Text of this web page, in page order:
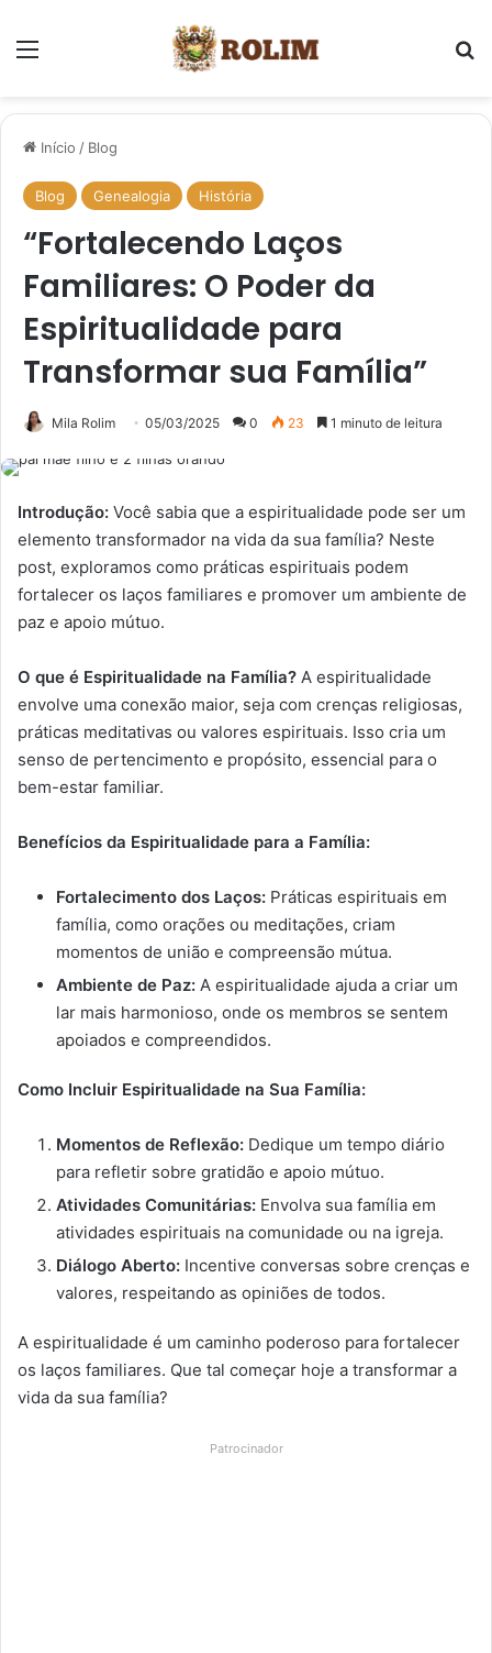
Menu
Início / Blog
Blog Genealogia História
“Fortalecendo Laços
Familiares: O Poder da
Espiritualidade para
Transformar sua Família”
Mila Rolim 05/03/2025 0 23 1 minuto de leitura
Introdução: Você sabia que a espiritualidade pode ser um
elemento transformador na vida da sua família? Neste
post, exploramos como práticas espirituais podem
fortalecer os laços familiares e promover um ambiente de
paz e apoio mútuo.
O que é Espiritualidade na Família? A espiritualidade
envolve uma conexão maior, seja com crenças religiosas,
práticas meditativas ou valores espirituais. Isso cria um
senso de pertencimento e propósito, essencial para o
bem-estar familiar.
Benefícios da Espiritualidade para a Família:
Fortalecimento dos Laços: Práticas espirituais em
família, como orações ou meditações, criam
momentos de união e compreensão mútua.
Ambiente de Paz: A espiritualidade ajuda a criar um
lar mais harmonioso, onde os membros se sentem
apoiados e compreendidos.
Como Incluir Espiritualidade na Sua Família:
Momentos de Reflexão: Dedique um tempo diário
para refletir sobre gratidão e apoio mútuo.
Atividades Comunitárias: Envolva sua família em
atividades espirituais na comunidade ou na igreja.
Diálogo Aberto: Incentive conversas sobre crenças e
valores, respeitando as opiniões de todos.
A espiritualidade é um caminho poderoso para fortalecer
os laços familiares. Que tal começar hoje a transformar a
vida da sua família?
Patrocinador